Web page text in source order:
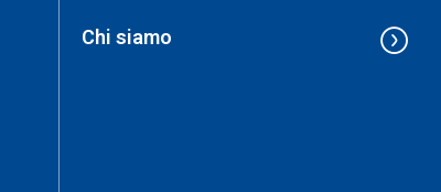
Chi siamo